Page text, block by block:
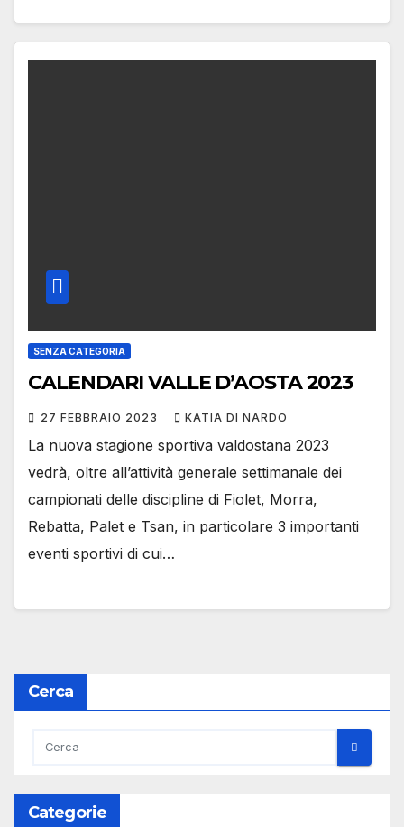
SENZA CATEGORIA
CALENDARI VALLE D’AOSTA 2023
27 FEBBRAIO 2023 KATIA DI NARDO
La nuova stagione sportiva valdostana 2023
vedrà, oltre all’attività generale settimanale dei
campionati delle discipline di Fiolet, Morra,
Rebatta, Palet e Tsan, in particolare 3 importanti
eventi sportivi di cui…
Cerca
Categorie